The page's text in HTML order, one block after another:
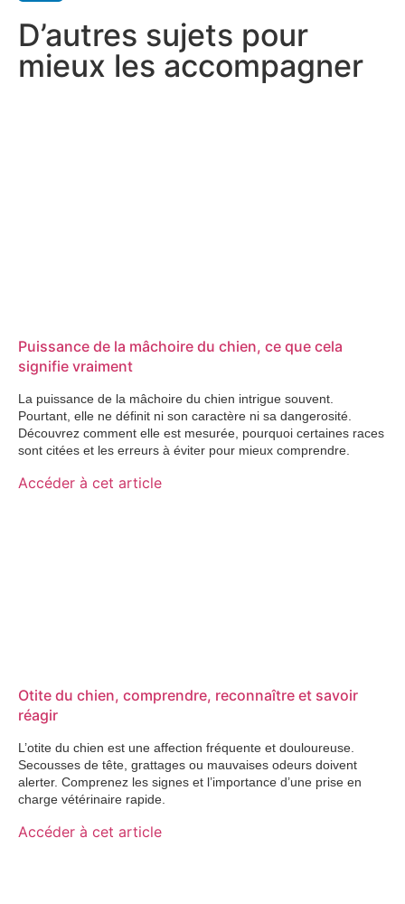
D’autres sujets pour
mieux les accompagner​​
Puissance de la mâchoire du chien, ce que cela
signifie vraiment
La puissance de la mâchoire du chien intrigue souvent.
Pourtant, elle ne définit ni son caractère ni sa dangerosité.
Découvrez comment elle est mesurée, pourquoi certaines races
sont citées et les erreurs à éviter pour mieux comprendre.
Accéder à cet article
Otite du chien, comprendre, reconnaître et savoir
réagir
L’otite du chien est une affection fréquente et douloureuse.
Secousses de tête, grattages ou mauvaises odeurs doivent
alerter. Comprenez les signes et l’importance d’une prise en
charge vétérinaire rapide.
Accéder à cet article